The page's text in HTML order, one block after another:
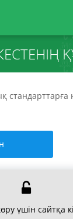
стандарттарға
үшін сайтқа